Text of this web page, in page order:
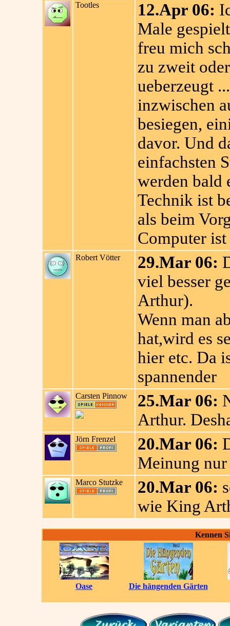
Tootles 12.Apr 06:
Male
freu mich
zu zweit
ueberzeugt
inzwischen
besiegen,
davor. Und
einfachsten
werden bald
Technik ist
als beim
Computer
Robert Vötter 29.Mar 06:
viel besser
Arthur).
Wenn man
hat,wird es
hier etc. Da
spannender
Carsten Pinnow 25.Mar 06:
Arthur.
Jörn Frenzel 20.Mar 06:
Meinung
Marco Stutzke 20.Mar 06:
wie King
Kennen
Oase Die hängenden Gärten